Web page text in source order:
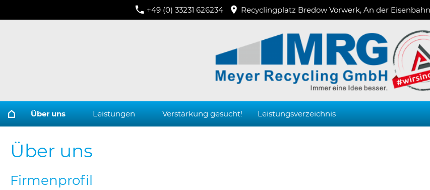
+49 (0) 33231 626234 Recyclingplatz Bredow Vorwerk, An der
Über uns Leistungen Verstärkung gesucht! Leistungsverzeichnis
Über uns
Firmenprofil